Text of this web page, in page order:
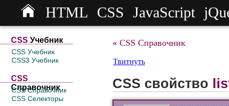
HTML CSS JavaScript
СSS Учебник
CSS Учебник
CSS3 Учебник
CSS
Справочник
CSS Справочник
CSS Селекторы
« CSS Справочник
Твитнуть
CSS свойство